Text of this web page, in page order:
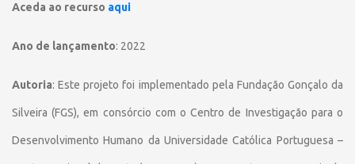
Aceda ao recurso aqui
Ano de lançamento: 2022
Autoria: Este projeto foi implementado pela Fundação Gonçalo da
Silveira (FGS), em consórcio com o Centro de Investigação para o
Desenvolvimento Humano da Universidade Católica Portuguesa –